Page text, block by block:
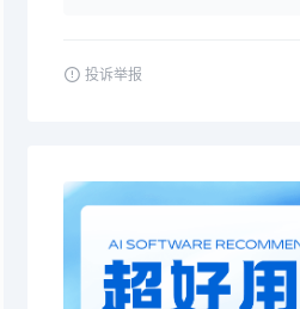
投诉举报